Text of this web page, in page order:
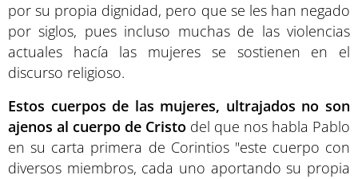
por su propia dignidad, pero que se les han negado
por siglos, pues incluso muchas de las violencias
actuales hacía las mujeres se sostienen en el
discurso religioso.
Estos cuerpos de las mujeres, ultrajados no son
ajenos al cuerpo de Cristo del que nos habla Pablo
en su carta primera de Corintios "este cuerpo con
diversos miembros, cada uno aportando su propia